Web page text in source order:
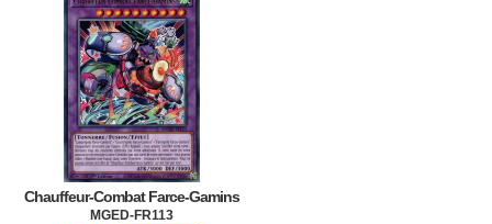
Chauffeur-Combat Farce-Gamins
MGED-FR113